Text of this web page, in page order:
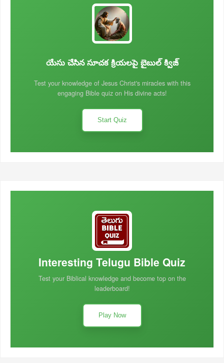
యేసు చేసిన సూచక క్రియలపై బైబుల్ క్విజ్
Test your knowledge of Jesus Christ's miracles with this
engaging Bible quiz on His divine acts!
Start Quiz
Interesting Telugu Bible Quiz
Test your Biblical knowledge and become top on the
leaderboard!
Play Now